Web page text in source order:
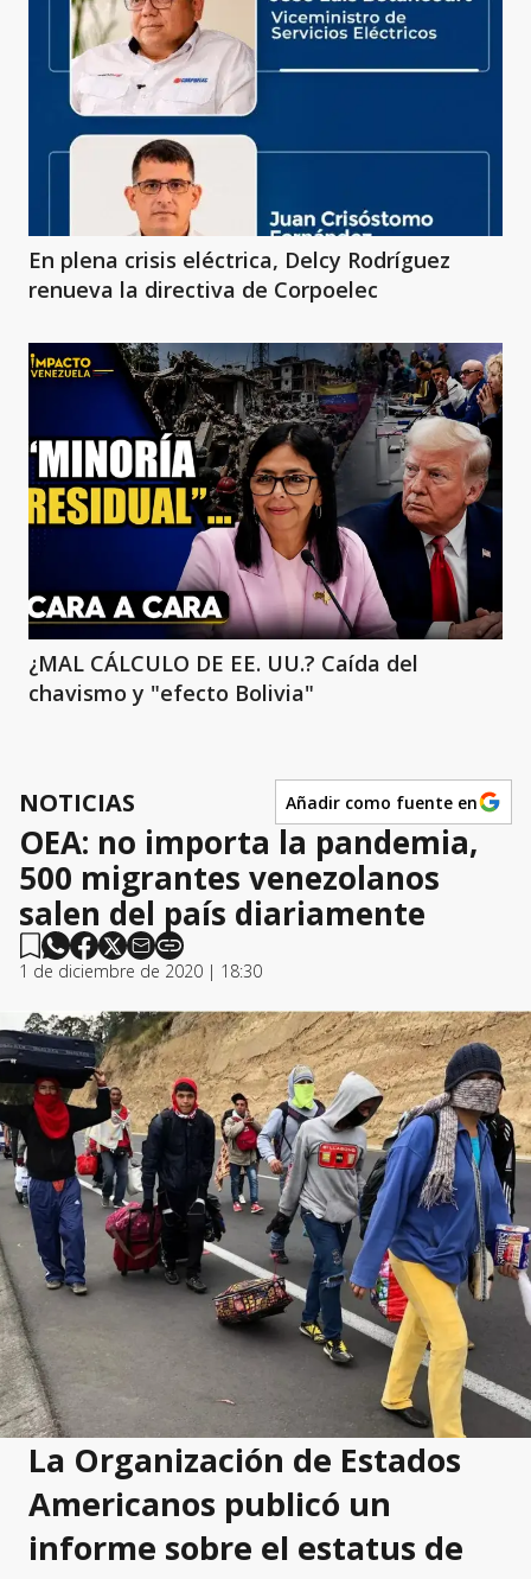
En plena crisis eléctrica, Delcy Rodríguez
renueva la directiva de Corpoelec
¿MAL CÁLCULO DE EE. UU.? Caída del
chavismo y "efecto Bolivia"
NOTICIAS Añadir como fuente en
OEA: no importa la pandemia,
500 migrantes venezolanos
salen del país diariamente
1 de diciembre de 2020 | 18:30
La Organización de Estados
Americanos publicó un
informe sobre el estatus de